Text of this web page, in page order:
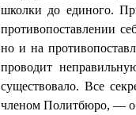
школки до единого.
противопоставлении
но и на
проводит
существовало. Все
членом Политбюро, —